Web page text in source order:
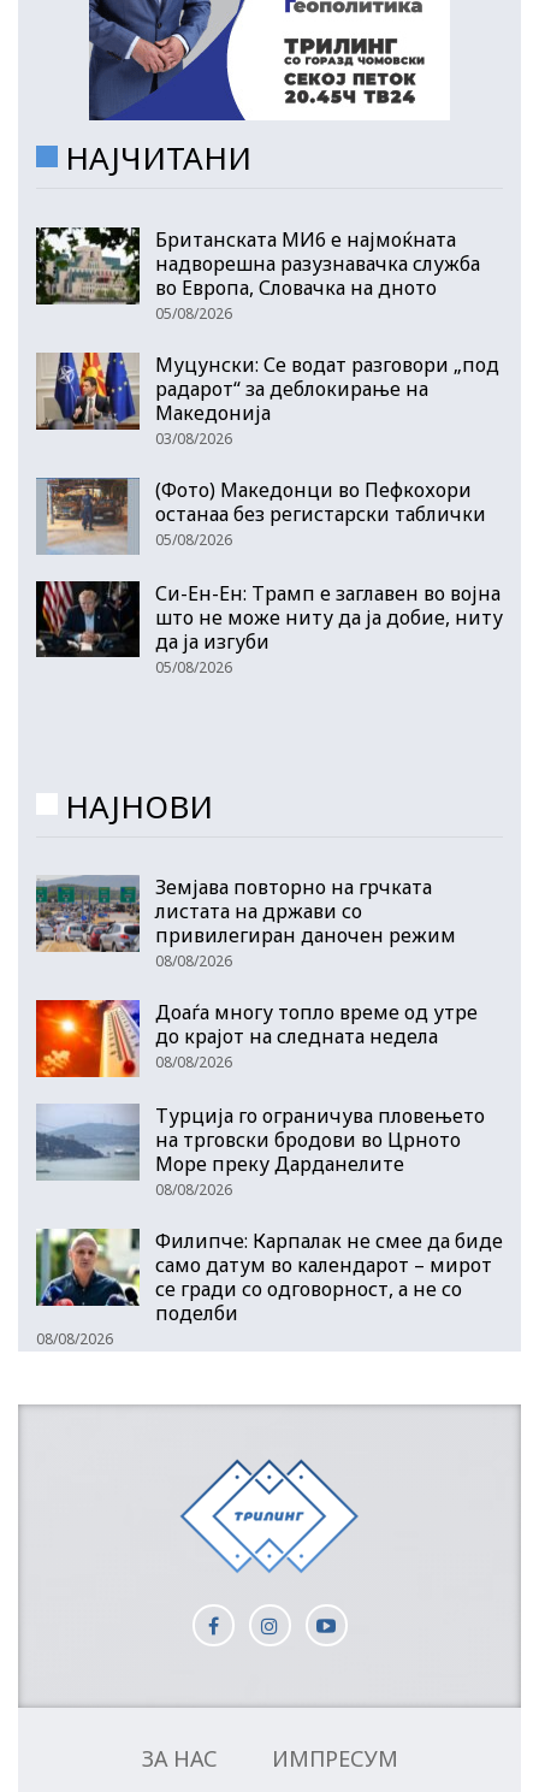
НАЈЧИТАНИ
Британската МИ6 е најмоќната
надворешна разузнавачка служба
во Европа, Словачка на дното
05/08/2026
Муцунски: Се водат разговори „под
радарот“ за деблокирање на
Македонија
03/08/2026
(Фото) Македонци во Пефкохори
останаа без регистарски таблички
05/08/2026
Си-Ен-Ен: Трамп е заглавен во војна
што не може ниту да ја добие, ниту
да ја изгуби
05/08/2026
НАЈНОВИ
Земјава повторно на грчката
листата на држави со
привилегиран даночен режим
08/08/2026
Доаѓа многу топло време од утре
до крајот на следната недела
08/08/2026
Турција го ограничува пловењето
на трговски бродови во Црното
Море преку Дарданелите
08/08/2026
Филипче: Карпалак не смее да биде
само датум во календарот – мирот
се гради со одговорност, а не со
поделби
08/08/2026
ЗА НАС
ИМПРЕСУМ